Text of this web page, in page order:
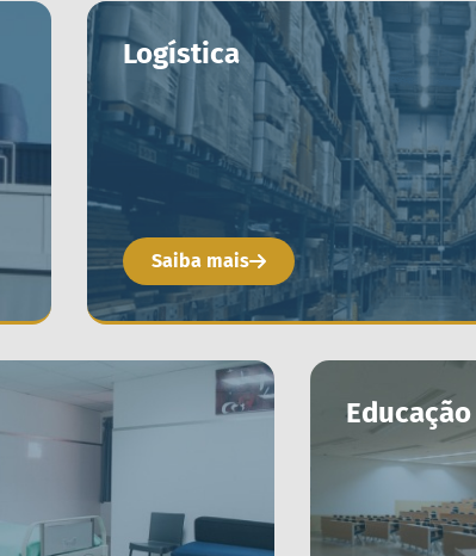
Logística
Saiba mais
Educação